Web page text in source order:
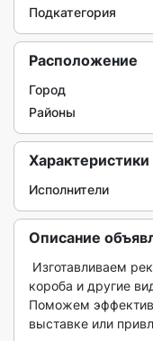
Подкатегория
Расположение
Город
Районы
Характеристики
Исполнители
Описание
короба и другие
Поможем
выставке или